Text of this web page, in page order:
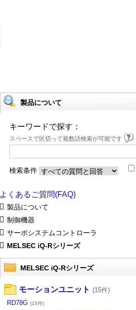
製品について
キーワードで探す：
スペースで区切って複数語検索が可能です
検索条件
よくあるご質問(FAQ)
製品について
制御機器
サーボシステムコントローラ
MELSEC iQ-Rシリーズ
MELSEC iQ-Rシリーズ
モーションユニット (15件)
RD78G (15件)